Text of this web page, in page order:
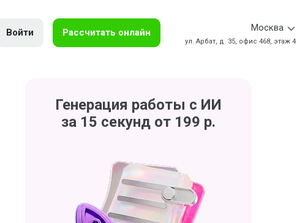
Войти Рассчитать онлайн Москва
ул. Арбат, д. 35, офис 468, этаж 4
Генерация работы с ИИ
за 15 секунд от 199 р.